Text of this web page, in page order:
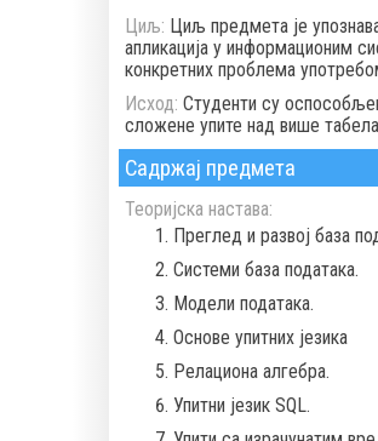
Циљ: Циљ предмета je
апликација у информационим
конкретних проблема
Исход: Студенти су
сложене упите над више
Садржај предмета
Теоријска настава:
Преглед и развој база
Системи база података.
Модели података.
Основе упитних језика
Релациона алгебра.
Упитни језик SQL.